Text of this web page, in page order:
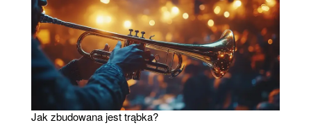
Jak zbudowana jest trąbka?